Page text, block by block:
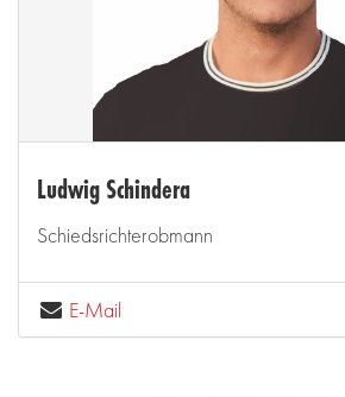
Ludwig Schindera
Schiedsrichterobmann
E-Mail